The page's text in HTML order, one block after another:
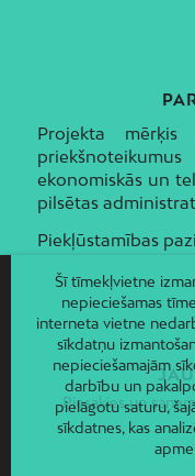
Projekta
ekonomiskās un
pilsētas
Piekļūstamības
Piesakies un
Šī tīmekļvietne
nepieciešamas
interneta vietne
sīkdatņu
nepieciešamajām
darbību un
pielāgotu saturu,
sīkdatnes, kas